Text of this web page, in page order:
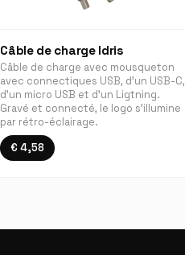
Câble de charge Idris
Câble de charge avec mousqueton
avec connectiques USB, d'un USB-C,
d'un micro USB et d'un Ligtning.
Gravé et connecté, le logo s'illumine
par rétro-éclairage.
€ 4,58